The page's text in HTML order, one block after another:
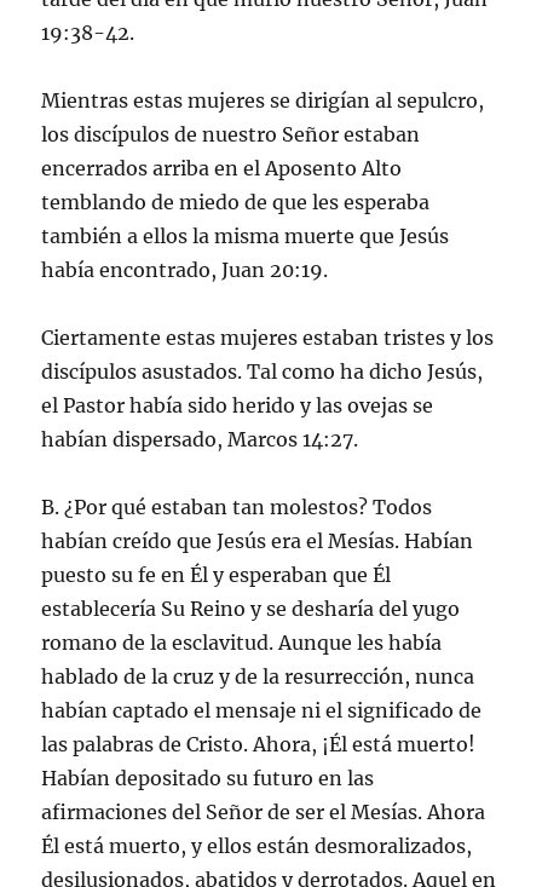
19:38-42.
Mientras estas mujeres se dirigían al sepulcro,
los discípulos de nuestro Señor estaban
encerrados arriba en el Aposento Alto
temblando de miedo de que les esperaba
también a ellos la misma muerte que Jesús
había encontrado, Juan 20:19.
Ciertamente estas mujeres estaban tristes y los
discípulos asustados. Tal como ha dicho Jesús,
el Pastor había sido herido y las ovejas se
habían dispersado, Marcos 14:27.
B. ¿Por qué estaban tan molestos? Todos
habían creído que Jesús era el Mesías. Habían
puesto su fe en Él y esperaban que Él
establecería Su Reino y se desharía del yugo
romano de la esclavitud. Aunque les había
hablado de la cruz y de la resurrección, nunca
habían captado el mensaje ni el significado de
las palabras de Cristo. Ahora, ¡Él está muerto!
Habían depositado su futuro en las
afirmaciones del Señor de ser el Mesías. Ahora
Él está muerto, y ellos están desmoralizados,
desilusionados, abatidos y derrotados. Aquel en